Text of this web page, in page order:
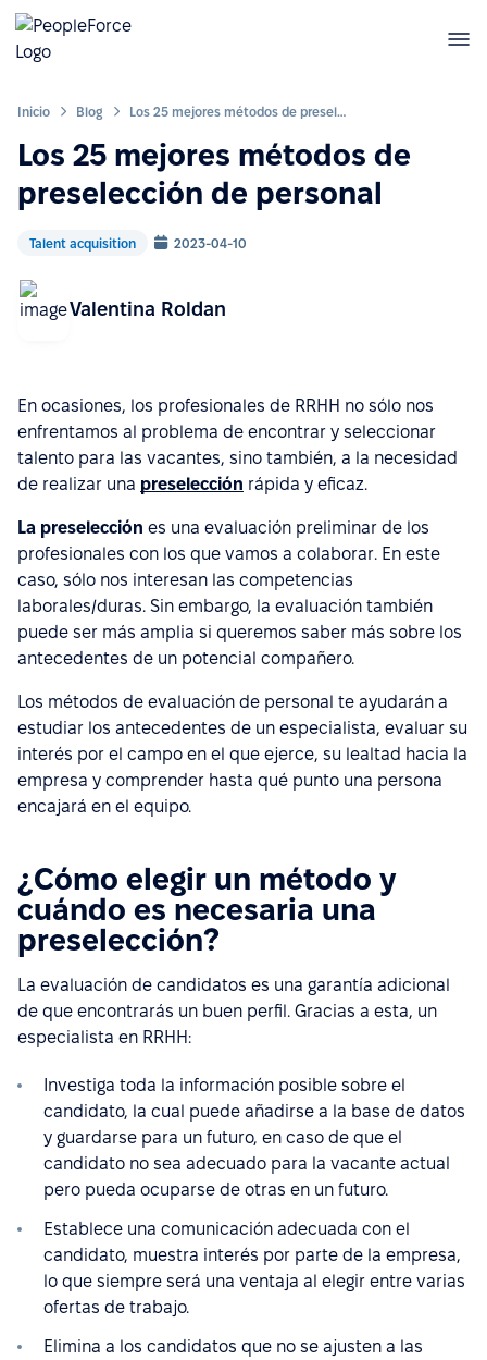
Inicio Blog Los 25 mejores métodos de preselección de personal
Los 25 mejores métodos de
preselección de personal
Talent acquisition 2023-04-10
Valentina Roldan
En ocasiones, los profesionales de RRHH no sólo nos
enfrentamos al problema de encontrar y seleccionar
talento para las vacantes, sino también, a la necesidad
de realizar una preselección rápida y eficaz.
La preselección es una evaluación preliminar de los
profesionales con los que vamos a colaborar. En este
caso, sólo nos interesan las competencias
laborales/duras. Sin embargo, la evaluación también
puede ser más amplia si queremos saber más sobre los
antecedentes de un potencial compañero.
Los métodos de evaluación de personal te ayudarán a
estudiar los antecedentes de un especialista, evaluar su
interés por el campo en el que ejerce, su lealtad hacia la
empresa y comprender hasta qué punto una persona
encajará en el equipo.
¿Cómo elegir un método y
cuándo es necesaria una
preselección?
La evaluación de candidatos es una garantía adicional
de que encontrarás un buen perfil. Gracias a esta, un
especialista en RRHH:
Investiga toda la información posible sobre el
candidato, la cual puede añadirse a la base de datos
y guardarse para un futuro, en caso de que el
candidato no sea adecuado para la vacante actual
pero pueda ocuparse de otras en un futuro.
Establece una comunicación adecuada con el
candidato, muestra interés por parte de la empresa,
lo que siempre será una ventaja al elegir entre varias
ofertas de trabajo.
Elimina a los candidatos que no se ajusten a las